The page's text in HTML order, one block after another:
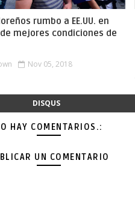
rumbo a EE.UU. en
mejores condiciones de
Nov 05, 2018
DISQUS
HAY COMENTARIOS.:
UN COMENTARIO